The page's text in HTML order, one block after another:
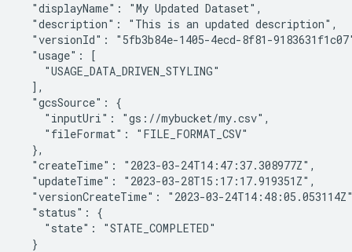
  "displayName": "My Updated Dataset",
  "description": "This is an updated description",
"versionId": "5fb3b84e-1405-4ecd-8f81-
  "usage": [
    "USAGE_DATA_DRIVEN_STYLING"
  ],
  "gcsSource": {
    "inputUri": "gs://mybucket/my.csv",
    "fileFormat": "FILE_FORMAT_CSV"
  },
  "createTime": "2023-03-24T14:47:37.308977Z",
  "updateTime": "2023-03-28T15:17:17.919351Z",
"versionCreateTime": "2023-03-
  "status": {
    "state": "STATE_COMPLETED"
  }